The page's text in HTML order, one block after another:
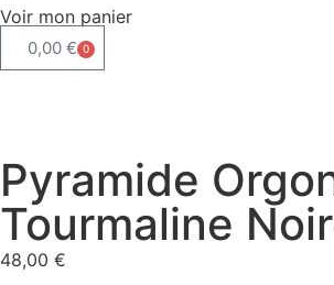
Voir mon panier
0,00 € 0
Pyramide
Tourmaline
48,00 €